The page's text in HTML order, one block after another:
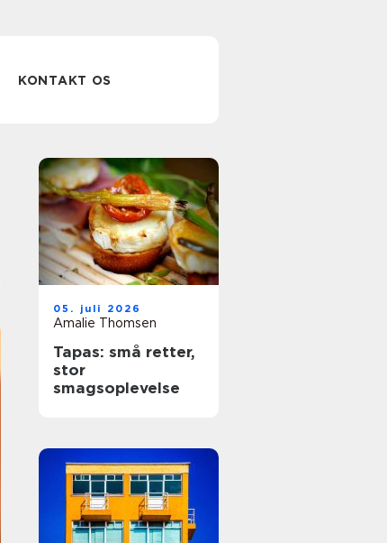
KONTAKT OS
05. juli 2026
Amalie Thomsen
Tapas: små retter,
stor
smagsoplevelse